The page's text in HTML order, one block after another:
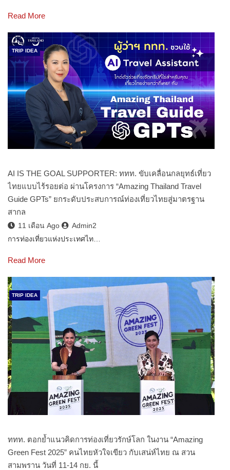
Read More
TRIP IDEA
AI IS THE GOAL SUPPORTER: ททท. ขับเคลื่อนกลยุทธ์เที่ยว
ไทยแบบไร้รอยต่อ ผ่านโครงการ “Amazing Thailand Travel
Guide GPTs” ยกระดับประสบการณ์ท่องเที่ยวไทยสู่มาตรฐาน
สากล
11 เดือน Ago
Admin2
การท่องเที่ยวแห่งประเทศไท…
Read More
TRIP IDEA
ททท. ตอกย้ำแนวคิดการท่องเที่ยวรักษ์โลก ในงาน “Amazing
Green Fest 2025” คนไทยหัวใจเขียว กับเสน่ห์ไทย ณ สวน
สามพราน วันที่ 11-14 กย. นี้